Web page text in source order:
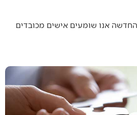
אנו שומעים אישים מכובדים